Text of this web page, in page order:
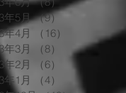
年5月 （9）
年4月
（16）
16件の記事
年3月
（8）
8件の記事
年2月
（6）
6件の記事
年1月
（4）